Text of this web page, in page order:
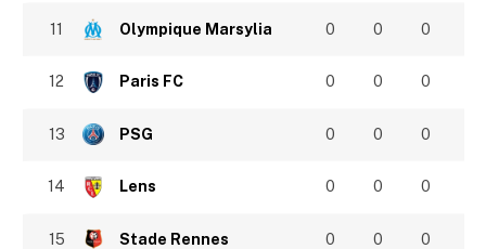
11 Olympique Marsylia 0 0 0
12 Paris FC 0 0 0
13 PSG 0 0 0
14 Lens 0 0 0
15 Stade Rennes 0 0 0